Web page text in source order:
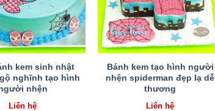
kem sinh nhật
nghĩnh tạo hình
nhện
Liên hệ
Bánh kem tạo hình người
nhện spiderman đẹp lạ dễ
thương
Liên hệ